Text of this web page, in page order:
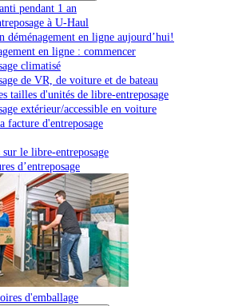
pendant 1 an
à U-Haul
déménagement en ligne aujourd’hui!
en ligne : commencer
climatisé
de VR, de voiture et de bateau
tailles d'unités de libre-entreposage
extérieur/accessible en voiture
facture d'entreposage
sur le libre-entreposage
d’entreposage
d'emballage